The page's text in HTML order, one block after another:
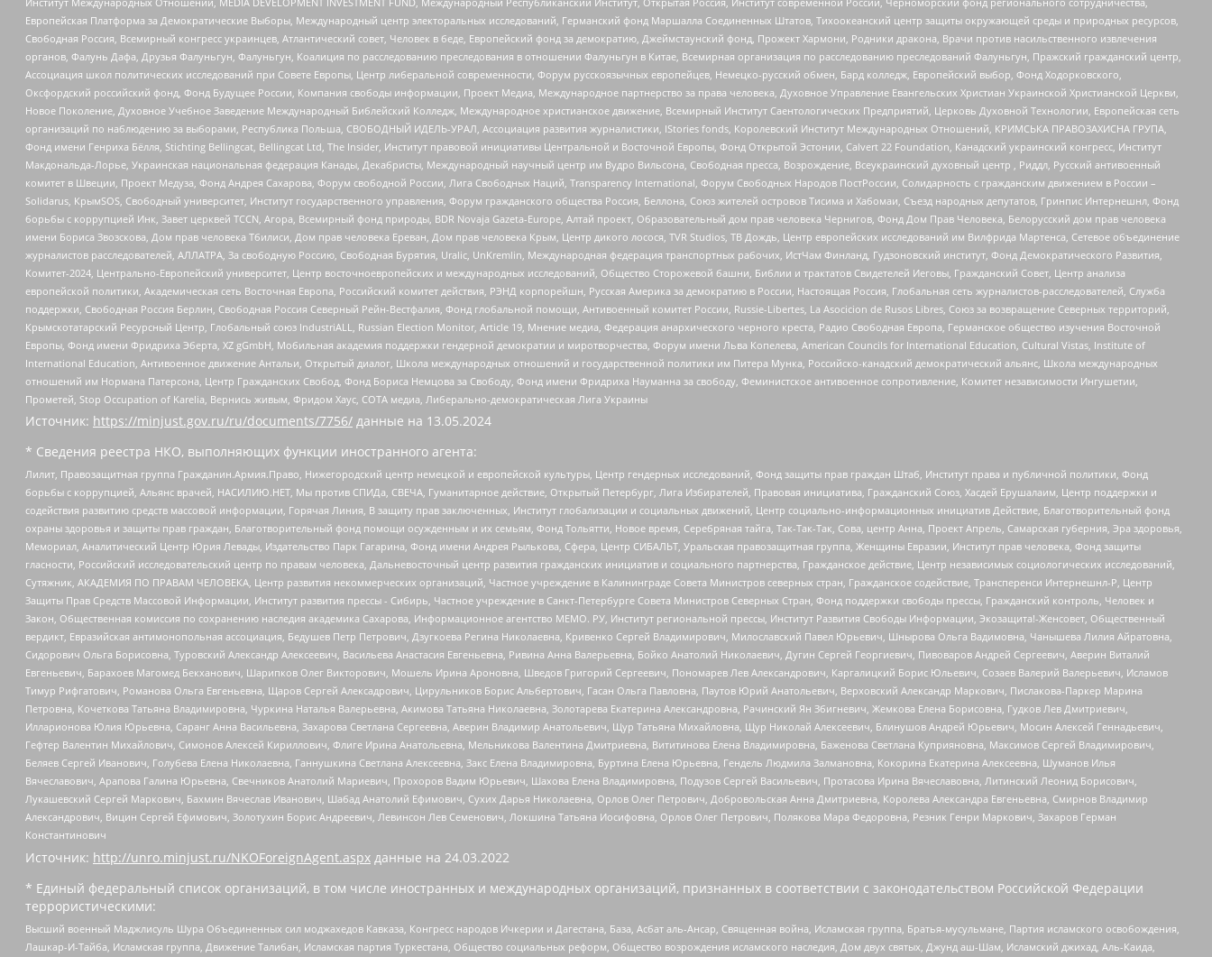
Европейская Платформа за Демократические Выборы, Международный центр электоральных исследований, Германский фонд Маршалла Соединенных Штатов, Тихоокеанский центр защиты окружающей среды и природных ресурсов,
Свободная Россия, Всемирный конгресс украинцев, Атлантический совет, Человек в беде, Европейский фонд за демократию, Джеймстаунский фонд, Прожект Хармони, Родники дракона, Врачи против насильственного извлечения
органов, Фалунь Дафа, Друзья Фалуньгун, Фалуньгун, Коалиция по расследованию преследования в отношении Фалуньгун в Китае, Всемирная организация по расследованию преследований Фалуньгун, Пражский гражданский центр,
Ассоциация школ политических исследований при Совете Европы, Центр либеральной современности, Форум русскоязычных европейцев, Немецко-русский обмен, Бард колледж, Европейский выбор, Фонд Ходорковского,
Оксфордский российский фонд, Фонд Будущее России, Компания свободы информации, Проект Медиа, Международное партнерство за права человека, Духовное Управление Евангельских Христиан Украинской Христианской Церкви,
Новое Поколение, Духовное Учебное Заведение Международный Библейский Колледж, Международное христианское движение, Всемирный Институт Саентологических Предприятий, Церковь Духовной Технологии, Европейская сеть
организаций по наблюдению за выборами, Республика Польша, СВОБОДНЫЙ ИДЕЛЬ-УРАЛ, Ассоциация развития журналистики, IStories fonds, Королевский Институт Международных Отношений, КРИМСЬКА ПРАВОЗАХИСНА ГРУПА,
Фонд имени Генриха Бёлля, Stichting Bellingcat, Bellingcat Ltd, The Insider, Институт правовой инициативы Центральной и Восточной Европы, Фонд Открытой Эстонии, Calvert 22 Foundation, Канадский украинский конгресс, Институт
Макдональда-Лорье, Украинская национальная федерация Канады, Декабристы, Международный научный центр им Вудро Вильсона, Свободная пресса, Возрождение, Всеукраинский духовный центр , Риддл, Русский антивоенный
комитет в Швеции, Проект Медуза, Фонд Андрея Сахарова, Форум свободной России, Лига Свободных Наций, Transparеncy International, Форум Свободных Народов ПостРоссии, Солидарность с гражданским движением в России –
Solidarus, КрымSOS, Свободный университет, Институт государственного управления, Форум гражданского общества Россия, Беллона, Союз жителей островов Тисима и Хабомаи, Съезд народных депутатов, Гринпис Интернешнл, Фонд
борьбы с коррупцией Инк, Завет церквей TCCN, Агора, Всемирный фонд природы, BDR Novaja Gazeta-Europe, Алтай проект, Образовательный дом прав человека Чернигов, Фонд Дом Прав Человека, Белорусский дом прав человека
имени Бориса Звозскова, Дом прав человека Тбилиси, Дом прав человека Ереван, Дом прав человека Крым, Центр дикого лосося, TVR Studios, ТВ Дождь, Центр европейских исследований им Вилфрида Мартенса, Сетевое объединение
журналистов расследователей, АЛЛАТРА, За свободную Россию, Свободная Бурятия, Uralic, UnKremlin, Международная федерация транспортных рабочих, ИстЧам Финланд, Гудзоновский институт, Фонд Демократического Развития,
Комитет-2024, Центрально-Европейский университет, Центр восточноевропейских и международных исследований, Общество Сторожевой башни, Библии и трактатов Свидетелей Иеговы, Гражданский Совет, Центр анализа
европейской политики, Академическая сеть Восточная Европа, Российский комитет действия, РЭНД корпорейшн, Русская Америка за демократию в России, Настоящая Россия, Глобальная сеть журналистов-расследователей, Служба
поддержки, Свободная Россия Берлин, Свободная Россия Северный Рейн-Вестфалия, Фонд глобальной помощи, Антивоенный комитет России, Russie-Libertes, La Asocicion de Rusos Libres, Союз за возвращение Северных территорий,
Крымскотатарский Ресурсный Центр, Глобальный союз IndustriALL, Russian Election Monitor, Article 19, Мнение медиа, Федерация анархического черного креста, Радио Свободная Европа, Германское общество изучения Восточной
Европы, Фонд имени Фридриха Эберта, XZ gGmbH, Мобильная академия поддержки гендерной демократии и миротворчества, Форум имени Льва Копелева, American Councils for International Education, Cultural Vistas, Institute of
International Education, Антивоенное движение Антальи, Открытый диалог, Школа международных отношений и государственной политики им Питера Мунка, Российско-канадский демократический альянс, Школа международных
отношений им Нормана Патерсона, Центр Гражданских Свобод, Фонд Бориса Немцова за Свободу, Фонд имени Фридриха Науманна за свободу, Феминистское антивоенное сопротивление, Комитет независимости Ингушетии,
Прометей, Stop Occupation of Karelia, Вернись живым, Фридом Хаус, СОТА медиа, Либерально-демократическая Лига Украины
Источник: https://minjust.gov.ru/ru/documents/7756/ данные на 13.05.2024
* Сведения реестра НКО, выполняющих функции иностранного агента:
Лилит, Правозащитная группа Гражданин.Армия.Право, Нижегородский центр немецкой и европейской культуры, Центр гендерных исследований, Фонд защиты прав граждан Штаб, Институт права и публичной политики, Фонд
борьбы с коррупцией, Альянс врачей, НАСИЛИЮ.НЕТ, Мы против СПИДа, СВЕЧА, Гуманитарное действие, Открытый Петербург, Лига Избирателей, Правовая инициатива, Гражданский Союз, Хасдей Ерушалаим, Центр поддержки и
содействия развитию средств массовой информации, Горячая Линия, В защиту прав заключенных, Институт глобализации и социальных движений, Центр социально-информационных инициатив Действие, Благотворительный фонд
охраны здоровья и защиты прав граждан, Благотворительный фонд помощи осужденным и их семьям, Фонд Тольятти, Новое время, Серебряная тайга, Так-Так-Так, Сова, центр Анна, Проект Апрель, Самарская губерния, Эра здоровья,
Мемориал, Аналитический Центр Юрия Левады, Издательство Парк Гагарина, Фонд имени Андрея Рылькова, Сфера, Центр СИБАЛЬТ, Уральская правозащитная группа, Женщины Евразии, Институт прав человека, Фонд защиты
гласности, Российский исследовательский центр по правам человека, Дальневосточный центр развития гражданских инициатив и социального партнерства, Гражданское действие, Центр независимых социологических исследований,
Сутяжник, АКАДЕМИЯ ПО ПРАВАМ ЧЕЛОВЕКА, Центр развития некоммерческих организаций, Частное учреждение в Калининграде Совета Министров северных стран, Гражданское содействие, Трансперенси Интернешнл-Р, Центр
Защиты Прав Средств Массовой Информации, Институт развития прессы - Сибирь, Частное учреждение в Санкт-Петербурге Совета Министров Северных Стран, Фонд поддержки свободы прессы, Гражданский контроль, Человек и
Закон, Общественная комиссия по сохранению наследия академика Сахарова, Информационное агентство МЕМО. РУ, Институт региональной прессы, Институт Развития Свободы Информации, Экозащита!-Женсовет, Общественный
вердикт, Евразийская антимонопольная ассоциация, Бедушев Петр Петрович, Дзугкоева Регина Николаевна, Кривенко Сергей Владимирович, Милославский Павел Юрьевич, Шнырова Ольга Вадимовна, Чанышева Лилия Айратовна,
Сидорович Ольга Борисовна, Туровский Александр Алексеевич, Васильева Анастасия Евгеньевна, Ривина Анна Валерьевна, Бойко Анатолий Николаевич, Дугин Сергей Георгиевич, Пивоваров Андрей Сергеевич, Аверин Виталий
Евгеньевич, Барахоев Магомед Бекханович, Шарипков Олег Викторович, Мошель Ирина Ароновна, Шведов Григорий Сергеевич, Пономарев Лев Александрович, Каргалицкий Борис Юльевич, Созаев Валерий Валерьевич, Исламов
Тимур Рифгатович, Романова Ольга Евгеньевна, Щаров Сергей Алексадрович, Цирульников Борис Альбертович, Гасан Ольга Павловна, Паутов Юрий Анатольевич, Верховский Александр Маркович, Пислакова-Паркер Марина
Петровна, Кочеткова Татьяна Владимировна, Чуркина Наталья Валерьевна, Акимова Татьяна Николаевна, Золотарева Екатерина Александровна, Рачинский Ян Збигневич, Жемкова Елена Борисовна, Гудков Лев Дмитриевич,
Илларионова Юлия Юрьевна, Саранг Анна Васильевна, Захарова Светлана Сергеевна, Аверин Владимир Анатольевич, Щур Татьяна Михайловна, Щур Николай Алексеевич, Блинушов Андрей Юрьевич, Мосин Алексей Геннадьевич,
Гефтер Валентин Михайлович, Симонов Алексей Кириллович, Флиге Ирина Анатольевна, Мельникова Валентина Дмитриевна, Вититинова Елена Владимировна, Баженова Светлана Куприяновна, Максимов Сергей Владимирович,
Беляев Сергей Иванович, Голубева Елена Николаевна, Ганнушкина Светлана Алексеевна, Закс Елена Владимировна, Буртина Елена Юрьевна, Гендель Людмила Залмановна, Кокорина Екатерина Алексеевна, Шуманов Илья
Вячеславович, Арапова Галина Юрьевна, Свечников Анатолий Мариевич, Прохоров Вадим Юрьевич, Шахова Елена Владимировна, Подузов Сергей Васильевич, Протасова Ирина Вячеславовна, Литинский Леонид Борисович,
Лукашевский Сергей Маркович, Бахмин Вячеслав Иванович, Шабад Анатолий Ефимович, Сухих Дарья Николаевна, Орлов Олег Петрович, Добровольская Анна Дмитриевна, Королева Александра Евгеньевна, Смирнов Владимир
Александрович, Вицин Сергей Ефимович, Золотухин Борис Андреевич, Левинсон Лев Семенович, Локшина Татьяна Иосифовна, Орлов Олег Петрович, Полякова Мара Федоровна, Резник Генри Маркович, Захаров Герман
Константинович
Источник: http://unro.minjust.ru/NKOForeignAgent.aspx данные на 24.03.2022
* Единый федеральный список организаций, в том числе иностранных и международных организаций, признанных в соответствии с законодательством Российской Федерации
террористическими:
Высший военный Маджлисуль Шура Объединенных сил моджахедов Кавказа, Конгресс народов Ичкерии и Дагестана, База, Асбат аль-Ансар, Священная война, Исламская группа, Братья-мусульмане, Партия исламского освобождения,
Лашкар-И-Тайба, Исламская группа, Движение Талибан, Исламская партия Туркестана, Общество социальных реформ, Общество возрождения исламского наследия, Дом двух святых, Джунд аш-Шам, Исламский джихад, Аль-Каида,